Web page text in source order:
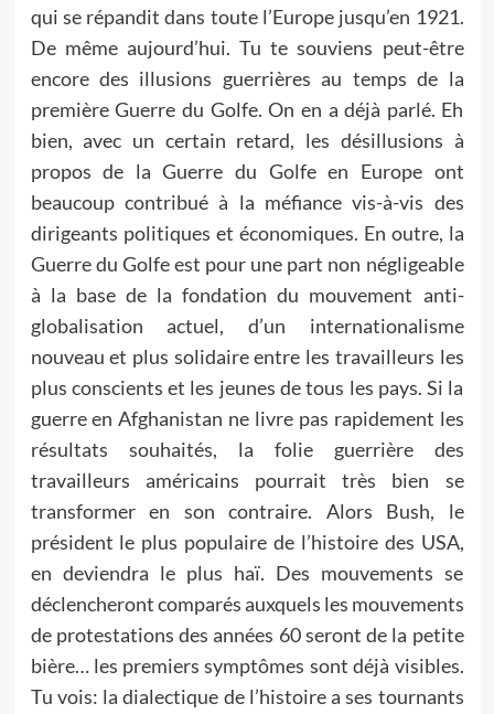
qui se répandit dans toute l’Europe jusqu’en 1921.
De même aujourd’hui. Tu te souviens peut-être
encore des illusions guerrières au temps de la
première Guerre du Golfe. On en a déjà parlé. Eh
bien, avec un certain retard, les désillusions à
propos de la Guerre du Golfe en Europe ont
beaucoup contribué à la méfiance vis-à-vis des
dirigeants politiques et économiques. En outre, la
Guerre du Golfe est pour une part non négligeable
à la base de la fondation du mouvement anti-
globalisation actuel, d’un internationalisme
nouveau et plus solidaire entre les travailleurs les
plus conscients et les jeunes de tous les pays. Si la
guerre en Afghanistan ne livre pas rapidement les
résultats souhaités, la folie guerrière des
travailleurs américains pourrait très bien se
transformer en son contraire. Alors Bush, le
président le plus populaire de l’histoire des USA,
en deviendra le plus haï. Des mouvements se
déclencheront comparés auxquels les mouvements
de protestations des années 60 seront de la petite
bière… les premiers symptômes sont déjà visibles.
Tu vois: la dialectique de l’histoire a ses tournants